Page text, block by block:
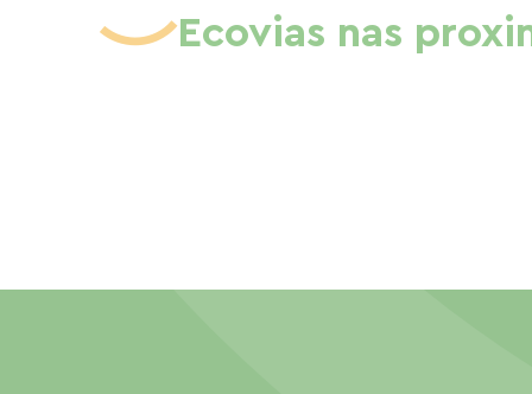
Ecovias nas